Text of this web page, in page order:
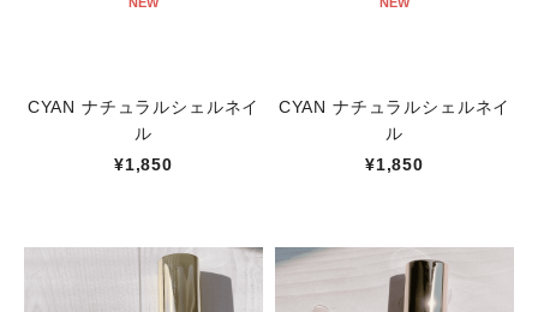
CYAN ナチュラルシェルネイ
ル
¥1,850
CYAN ナチュラルシェルネイ
ル
¥1,850